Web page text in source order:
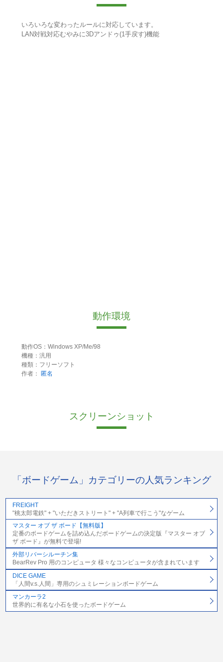
いろいろな変わったルールに対応しています。
LAN対戦対応むやみに3Dアンドゥ(1手戻す)機能
動作環境
動作OS：Windows XP/Me/98
機種：汎用
種類：フリーソフト
作者：
匿名
スクリーンショット
「ボードゲーム」カテゴリーの人気ランキング
FREIGHT
"桃太郎電鉄" + "いただきストリート" + "A列車で行こう"なゲーム
マスター オブ ザ ボード【無料版】
定番のボードゲームを詰め込んだボードゲームの決定版『マスター オブ
ザ ボード』が無料で登場!
外部リバーシルーチン集
BearRev Pro 用のコンピュータ 様々なコンピュータが含まれています
DICE GAME
「人間v.s.人間」専用のシュミレーションボードゲーム
マンカーラ2
世界的に有名な小石を使ったボードゲーム